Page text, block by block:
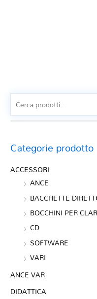
Categorie prodotto
ACCESSORI
ANCE
BACCHETTE
BOCCHINI PER
CD
SOFTWARE
VARI
ANCE VAR
DIDATTICA